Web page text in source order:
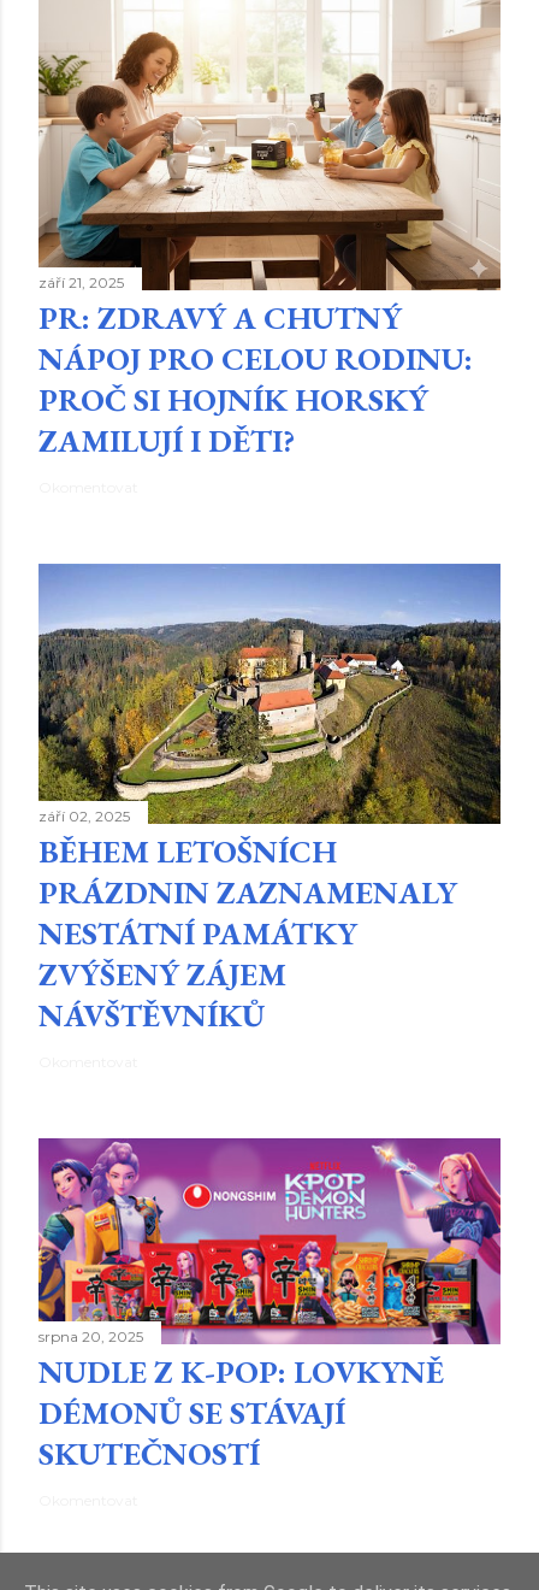
září 21, 2025
PR: ZDRAVÝ A CHUTNÝ
NÁPOJ PRO CELOU RODINU:
PROČ SI HOJNÍK HORSKÝ
ZAMILUJÍ I DĚTI?
září 02, 2025
BĚHEM LETOŠNÍCH
PRÁZDNIN ZAZNAMENALY
NESTÁTNÍ PAMÁTKY
ZVÝŠENÝ ZÁJEM
NÁVŠTĚVNÍKŮ
srpna 20, 2025
NUDLE Z K-POP: LOVKYNĚ
DÉMONŮ SE STÁVAJÍ
SKUTEČNOSTÍ